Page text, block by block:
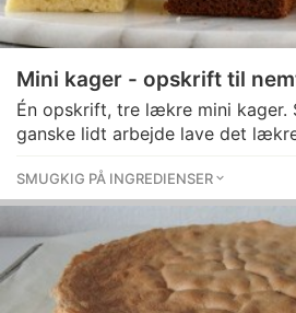
Mini kager - opskrift til
Én opskrift, tre lækre mini kager.
ganske lidt arbejde lave det
SMUGKIG PÅ INGREDIENSER